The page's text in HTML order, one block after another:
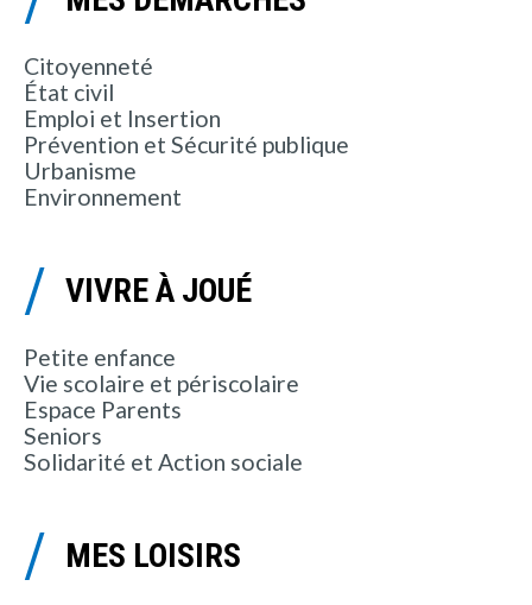
Citoyenneté
État civil
Emploi et Insertion
Prévention et Sécurité publique
Urbanisme
Environnement
VIVRE À JOUÉ
Petite enfance
Vie scolaire et périscolaire
Espace Parents
Seniors
Solidarité et Action sociale
MES LOISIRS